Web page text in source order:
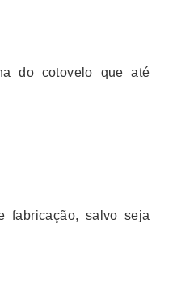
do cotovelo que até
fabricação, salvo seja